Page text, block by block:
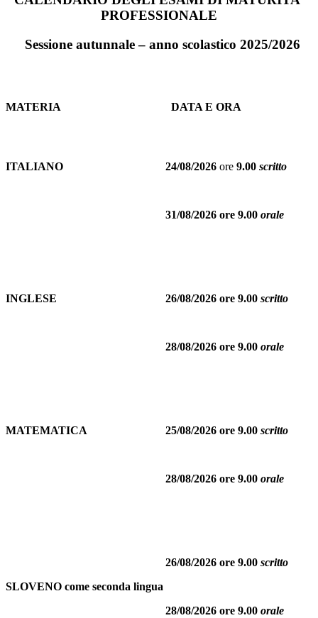
PROFESSIONALE
Sessione autunnale – anno scolastico 2025/2026
MATERIA DATA E ORA
ITALIANO 24/08/2026 ore 9.00 scritto
31/08/2026 ore 9.00 orale
INGLESE 26/08/2026 ore 9.00 scritto
28/08/2026 ore 9.00 orale
MATEMATICA 25/08/2026 ore 9.00 scritto
28/08/2026 ore 9.00 orale
SLOVENO come seconda lingua
26/08/2026 ore 9.00 scritto
28/08/2026 ore 9.00 orale